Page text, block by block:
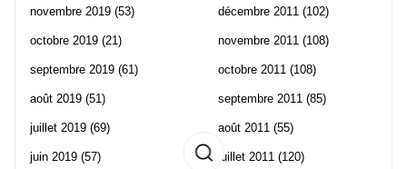
novembre 2019 (53)
octobre 2019 (21)
septembre 2019 (61)
août 2019 (51)
juillet 2019 (69)
juin 2019 (57)
décembre 2011 (102)
novembre 2011 (108)
octobre 2011 (108)
septembre 2011 (85)
août 2011 (55)
juillet 2011 (120)